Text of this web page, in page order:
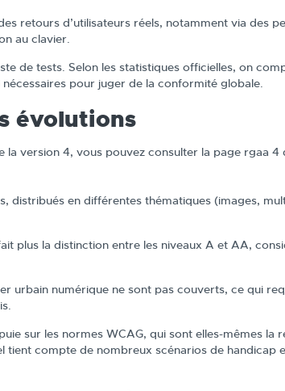
retours d’utilisateurs réels, notamment via des
au clavier.
de tests. Selon les statistiques officielles, on
pour juger de la conformité globale.
évolutions
la version 4, vous pouvez consulter la page rgaa 4
distribués en différentes thématiques (images,
plus la distinction entre les niveaux A et AA,
urbain numérique ne sont pas couverts, ce qui
sur les normes WCAG, qui sont elles-mêmes la
tient compte de nombreux scénarios de handicap